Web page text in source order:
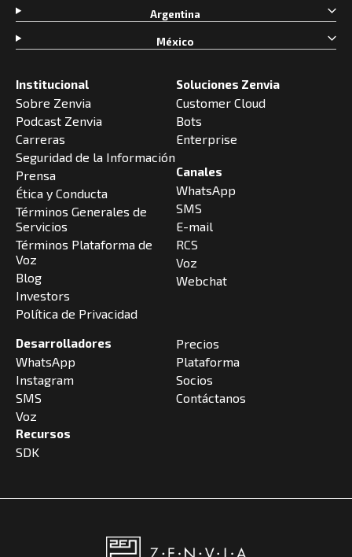
Institucional
Sobre Zenvia
Podcast Zenvia
Carreras
Seguridad de la Información
Prensa
Ética y Conducta
Términos Generales de
Servicios
Términos Plataforma de
Voz
Blog
Investors
Política de Privacidad
Soluciones Zenvia
Customer Cloud
Bots
Enterprise
Canales
WhatsApp
SMS
E-mail
RCS
Voz
Webchat
Desarrolladores
WhatsApp
Instagram
SMS
Voz
Recursos
SDK
Precios
Plataforma
Socios
Contáctanos
Argentina
México